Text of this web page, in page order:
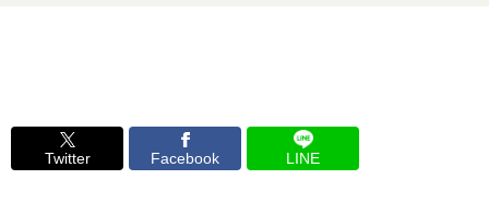
Twitter Facebook LINE